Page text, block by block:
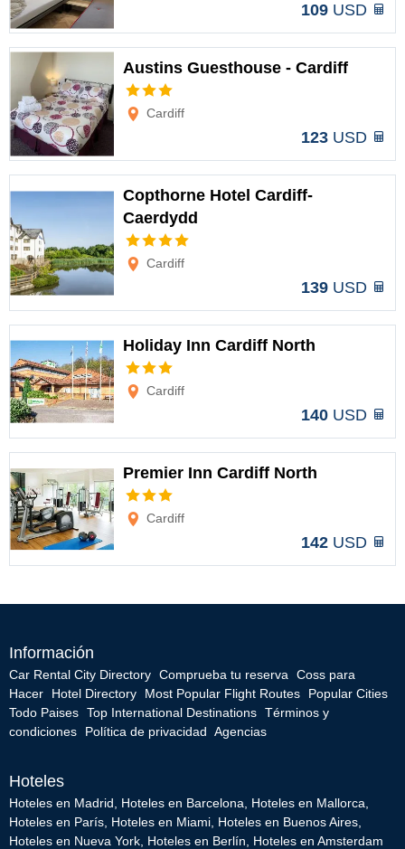
109 USD
Austins Guesthouse - Cardiff
Cardiff
123 USD
Copthorne Hotel Cardiff-
Caerdydd
Cardiff
139 USD
Holiday Inn Cardiff North
Cardiff
140 USD
Premier Inn Cardiff North
Cardiff
142 USD
Información
Car Rental City Directory Comprueba tu reserva
Coss para
Hacer
Hotel Directory Most Popular Flight Routes
Popular Cities
Todo Paises Top International Destinations Términos y
condiciones
Política de privacidad Agencias
Hoteles
Hoteles en Madrid Hoteles en Barcelona Hoteles en Mallorca
Hoteles en París Hoteles en Miami Hoteles en Buenos Aires
Hoteles en Nueva York Hoteles en Berlín Hoteles en Amsterdam